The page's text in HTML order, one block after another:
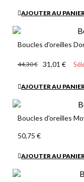
AJOUTER AU
Boucles d'oreilles
44,30 € 31,01 €
AJOUTER AU
Boucles d'oreilles
50,75 €
AJOUTER AU PANIER